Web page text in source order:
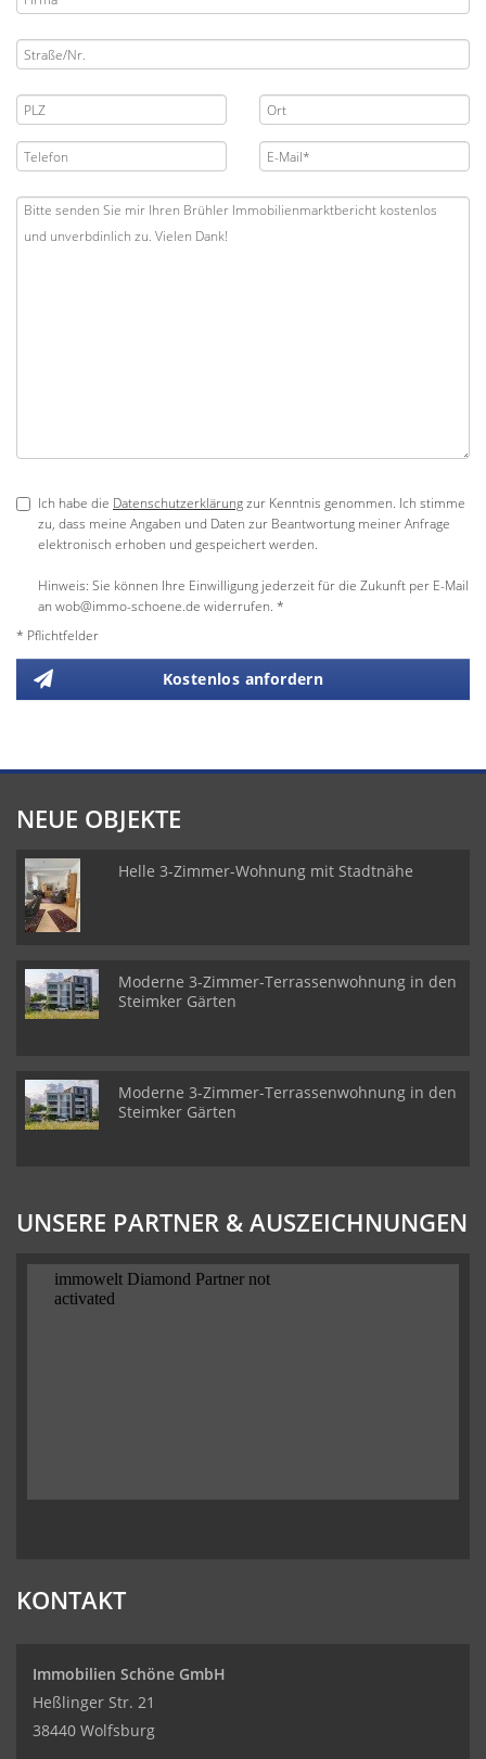
Ich habe die Datenschutzerklärungzur Kenntnis genommen. Ich stimme
zu, dass meine Angaben und Daten zur Beantwortung meiner Anfrage
elektronisch erhoben und gespeichert werden.
Hinweis: Sie können Ihre Einwilligung jederzeit für die Zukunft per E-Mail
an wob@immo-schoene.de widerrufen. *
* Pflichtfelder
Kostenlos anfordern
NEUE OBJEKTE
Helle 3-Zimmer-Wohnung mit Stadtnähe
Moderne 3-Zimmer-Terrassenwohnung in den
Steimker Gärten
Moderne 3-Zimmer-Terrassenwohnung in den
Steimker Gärten
UNSERE PARTNER & AUSZEICHNUNGEN
KONTAKT
Immobilien Schöne GmbH
Heßlinger Str. 21
38440 Wolfsburg